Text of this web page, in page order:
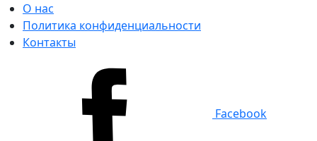
О нас
Политика конфиденциальности
Контакты
Facebook